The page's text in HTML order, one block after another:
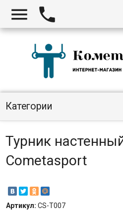
 
Категории
Турник
Cometasport
Артикул: CS-T007